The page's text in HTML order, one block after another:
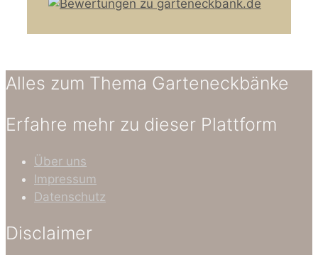
Alles zum Thema Garteneckbänke
Erfahre mehr zu dieser Plattform
Über uns
Impressum
Datenschutz
Disclaimer